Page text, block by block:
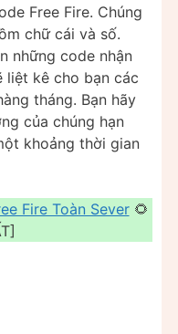
Free Fire. Chúng
chữ cái và số.
những code nhận
liệt kê cho bạn các
tháng. Bạn hãy
của chúng hạn
khoảng thời gian
Fire Toàn Sever🌻